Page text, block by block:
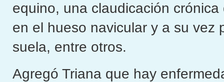
equino, una claudicación
en el hueso navicular y a su vez
suela, entre otros.
Agregó Triana que hay